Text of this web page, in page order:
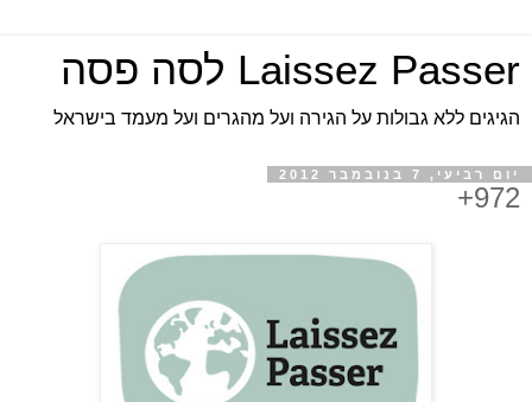
Laissez Passer לסה פסה
הגיגים ללא גבולות על הגירה ועל מהגרים ועל מעמד בישראל
יום רביעי, 7 בנובמבר 2012
972+